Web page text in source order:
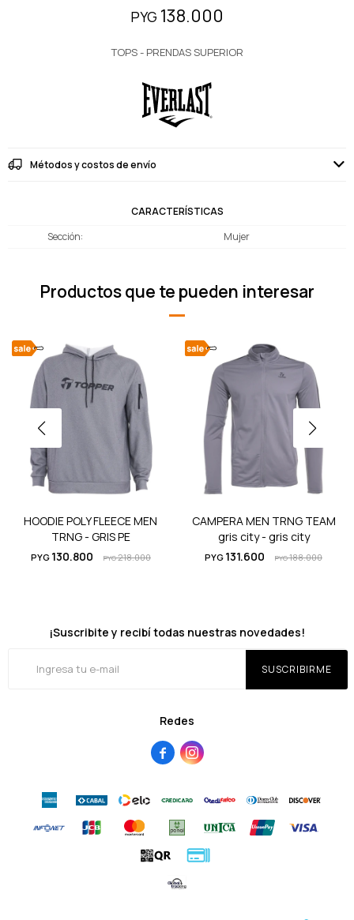
PYG 138.000
TOPS - PRENDAS SUPERIOR
Métodos y costos de envío
CARACTERÍSTICAS
Sección
Mujer
Productos que te pueden interesar
HOODIE POLY FLEECE MEN
TRNG - GRIS PE
PYG 130.800 PYG218.000
CAMPERA MEN TRNG TEAM
gris city - gris city
PYG 131.600 PYG188.000
Redes
 
¡Suscribite y recibí todas nuestras novedades!
SUSCRIBIRME